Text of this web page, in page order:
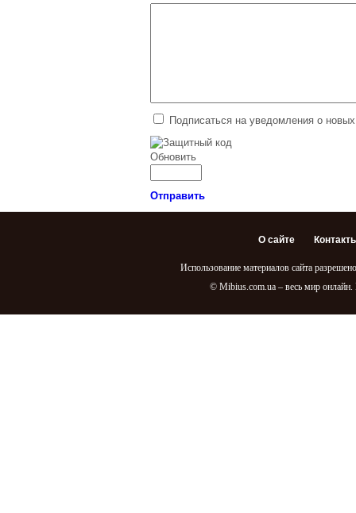
Подписаться на уведомления о
Обновить
Отправить
О сайте
Использование материалов сайта
© Mibius.com.ua – весь мир онлайн.